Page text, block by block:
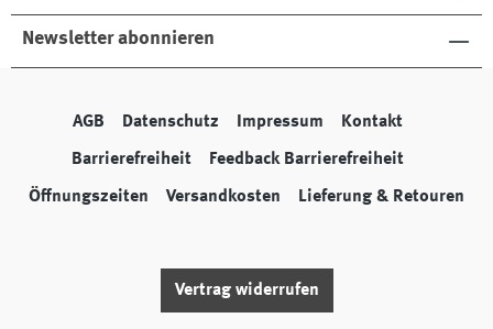
Newsletter abonnieren
AGB Datenschutz Impressum Kontakt
Barrierefreiheit Feedback Barrierefreiheit
Öffnungszeiten Versandkosten Lieferung & Retouren
Vertrag widerrufen